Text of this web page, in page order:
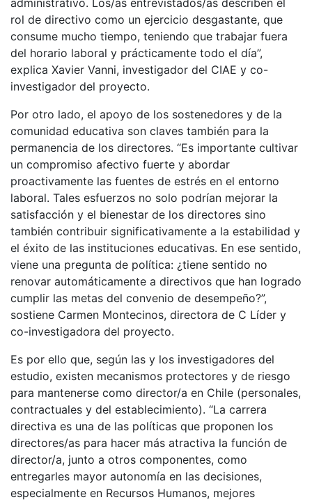
administrativo. Los/as entrevistados/as describen el
rol de directivo como un ejercicio desgastante, que
consume mucho tiempo, teniendo que trabajar fuera
del horario laboral y prácticamente todo el día”,
explica Xavier Vanni, investigador del CIAE y co-
investigador del proyecto.
Por otro lado, el apoyo de los sostenedores y de la
comunidad educativa son claves también para la
permanencia de los directores. “Es importante cultivar
un compromiso afectivo fuerte y abordar
proactivamente las fuentes de estrés en el entorno
laboral. Tales esfuerzos no solo podrían mejorar la
satisfacción y el bienestar de los directores sino
también contribuir significativamente a la estabilidad y
el éxito de las instituciones educativas. En ese sentido,
viene una pregunta de política: ¿tiene sentido no
renovar automáticamente a directivos que han logrado
cumplir las metas del convenio de desempeño?”,
sostiene Carmen Montecinos, directora de C Líder y
co-investigadora del proyecto.
Es por ello que, según las y los investigadores del
estudio, existen mecanismos protectores y de riesgo
para mantenerse como director/a en Chile (personales,
contractuales y del establecimiento). “La carrera
directiva es una de las políticas que proponen los
directores/as para hacer más atractiva la función de
director/a, junto a otros componentes, como
entregarles mayor autonomía en las decisiones,
especialmente en Recursos Humanos, mejores